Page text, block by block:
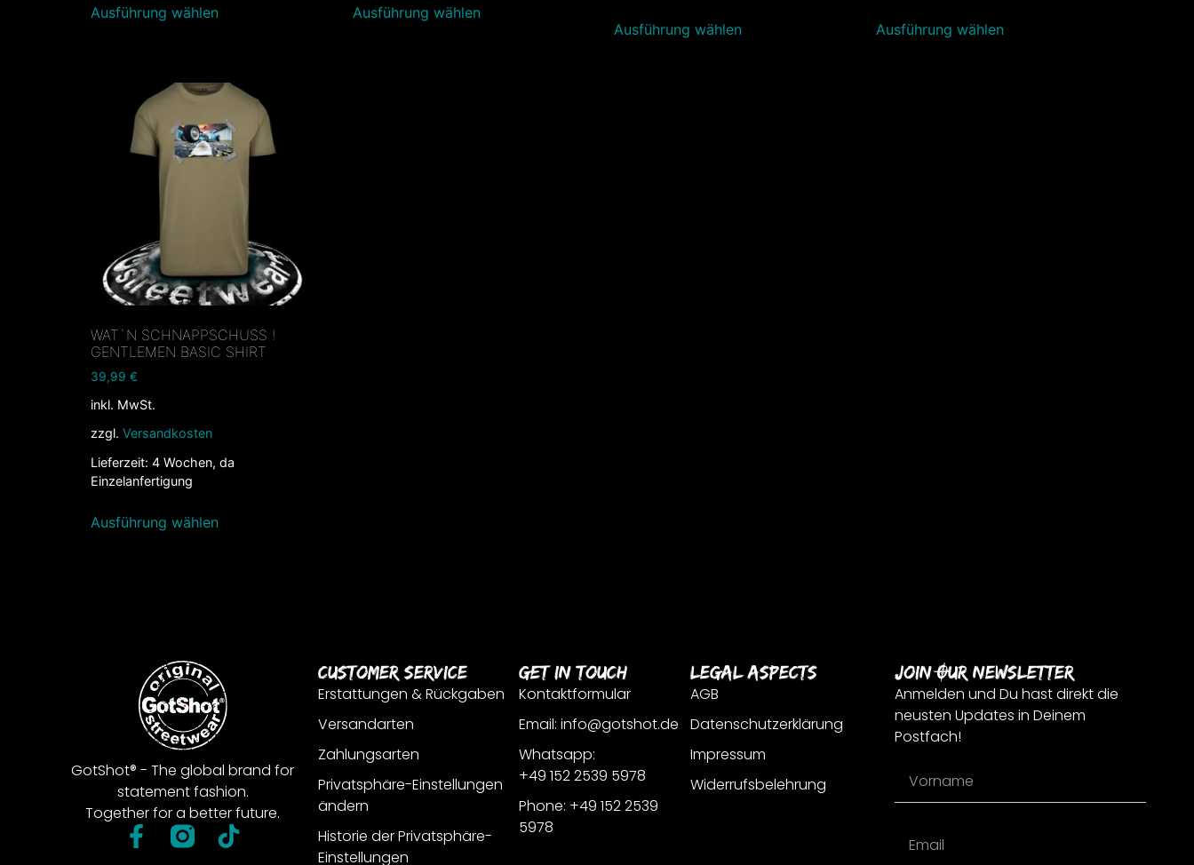
Ausführung wählen Ausführung wählen
Ausführung wählen Ausführung wählen
WAT`N SCHNAPPSCHUSS !
GENTLEMEN BASIC SHIRT
39,99 €
inkl. MwSt.
zzgl. Versandkosten
Lieferzeit: 4 Wochen, da
Einzelanfertigung
Ausführung wählen
GotShot® - The global brand for
statement fashion.
Together for a better future.
Customer Service
Erstattungen & Rückgaben
Versandarten
Zahlungsarten
Privatsphäre-Einstellungen
ändern
Historie der Privatsphäre-
Einstellungen
Get In Touch
Kontaktformular
Email: info@gotshot.de
Whatsapp:
+49 152 2539 5978
Phone: +49 152 2539
5978
Legal Aspects
AGB
Datenschutzerklärung
Impressum
Widerrufsbelehrung
Join Our Newsletter
Anmelden und Du hast direkt die
neusten Updates in Deinem
Postfach!